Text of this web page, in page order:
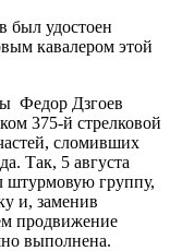
был удостоен
кавалером этой
Федор Дзгоев
375-й стрелковой
сломивших
Так, 5 августа
штурмовую группу,
и, заменив
продвижение
выполнена.